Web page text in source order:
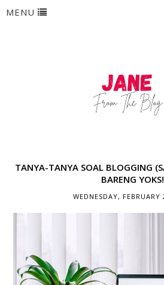
MENU
TANYA-TANYA SOAL BLOGGING
BARENG
WEDNESDAY, FEBRUARY